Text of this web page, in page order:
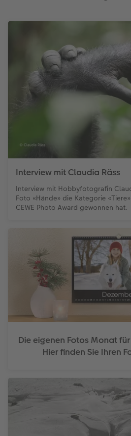
Interview mit Claudia Räss
Interview mit Hobbyfotografin
Foto «Hände» die Kategorie
CEWE Photo Award gewonnen hat.
Die eigenen Fotos Monat
Hier finden Sie Ihren